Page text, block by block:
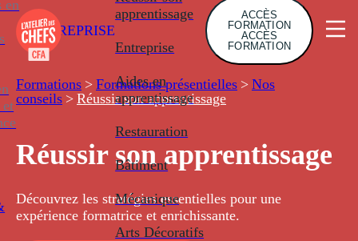
en
ENTREPRISE
apprentissage
Entreprise
Aides en
apprentissage
Restauration
Bâtiment
Mécanique
Arts Décoratifs
ACCÈS
FORMATION
ACCÈS
FORMATION
Formations > Formations présentielles > Nos
conseils > Réussir son apprentissage
Réussir son apprentissage
Découvrez les stratégies essentielles pour une
expérience formatrice et enrichissante.